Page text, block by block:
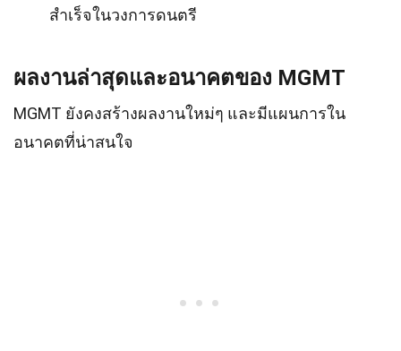
สำเร็จในวงการดนตรี
ผลงานล่าสุดและอนาคตของ MGMT
MGMT ยังคงสร้างผลงานใหม่ๆ และมีแผนการใน
อนาคตที่น่าสนใจ